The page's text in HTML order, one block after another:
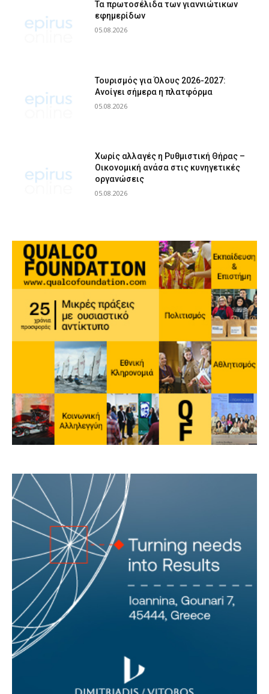
Τα πρωτοσέλιδα των γιαννιώτικων
εφημερίδων
05.08.2026
Τουρισμός για Όλους 2026-2027:
Ανοίγει σήμερα η πλατφόρμα
05.08.2026
Χωρίς αλλαγές η Ρυθμιστική Θήρας –
Οικονομική ανάσα στις κυνηγετικές
οργανώσεις
05.08.2026